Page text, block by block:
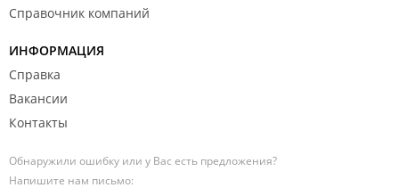
Справочник компаний
ИНФОРМАЦИЯ
Справка
Вакансии
Контакты
Обнаружили ошибку или у Вас есть предложения?
Напишите нам письмо: